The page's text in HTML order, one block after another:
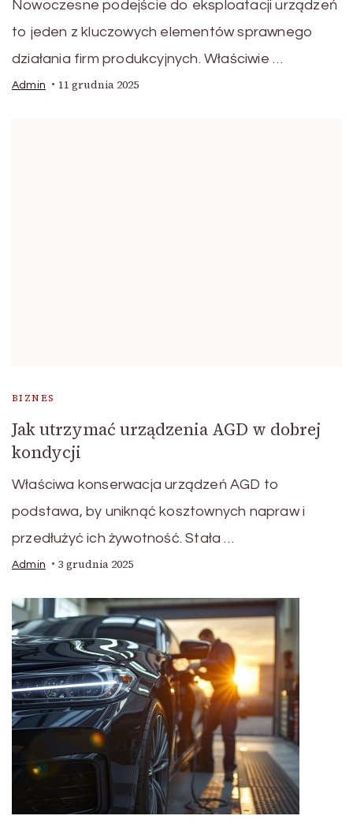
Nowoczesne podejście do eksploatacji urządzeń
to jeden z kluczowych elementów sprawnego
działania firm produkcyjnych. Właściwie …
Admin 11 grudnia 2025
BIZNES
Jak utrzymać urządzenia AGD w dobrej
kondycji
Właściwa konserwacja urządzeń AGD to
podstawa, by uniknąć kosztownych napraw i
przedłużyć ich żywotność. Stała …
Admin 3 grudnia 2025